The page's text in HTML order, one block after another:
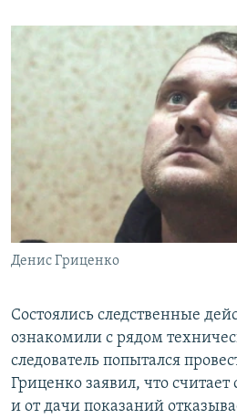
Денис Гриценко
Состоялись следственные
ознакомили с рядом
следователь попытался
Гриценко заявил, что
и от дачи показаний